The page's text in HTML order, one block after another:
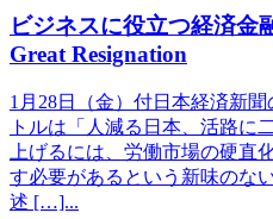
ビジネスに役立つ経済
Great Resignation
1月28日（金）付日本経済新
トルは「人減る日本、活路に
上げるには、労働市場の硬直
す必要があるという新味のな
述 […]...